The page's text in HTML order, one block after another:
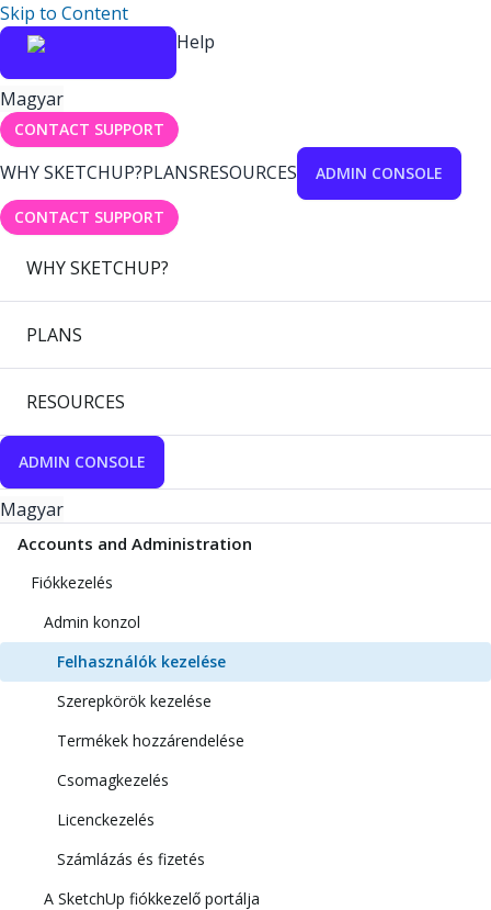
Skip to Content
Help
Magyar
CONTACT SUPPORT
WHY SKETCHUP?PLANSRESOURCES ADMIN CONSOLE
CONTACT SUPPORT
WHY SKETCHUP?
PLANS
RESOURCES
ADMIN CONSOLE
Magyar
Accounts and Administration
Fiókkezelés
Admin konzol
Felhasználók kezelése
Szerepkörök kezelése
Termékek hozzárendelése
Csomagkezelés
Licenckezelés
Számlázás és fizetés
A SketchUp fiókkezelő portálja